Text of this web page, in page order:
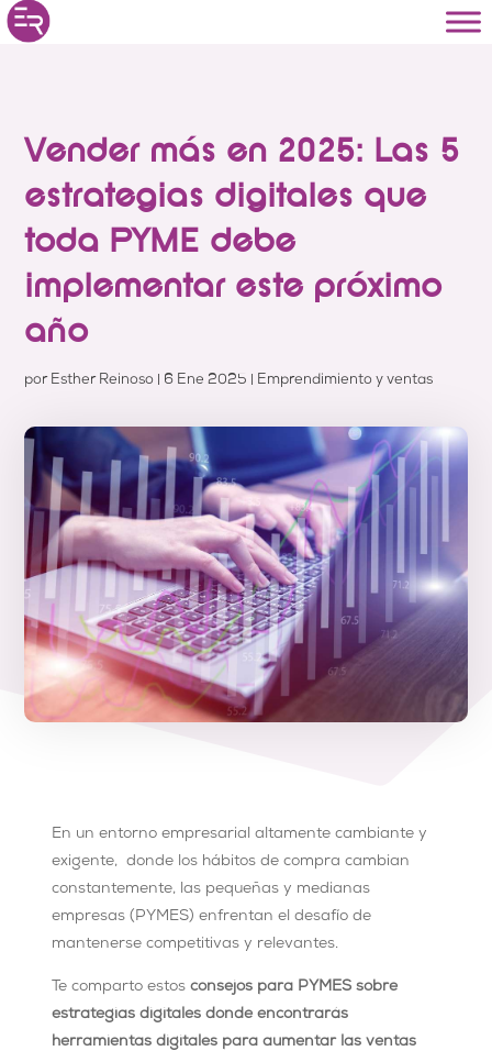
Vender más en 2025: Las 5
estrategias digitales que
toda PYME debe
implementar este próximo
año
por Esther Reinoso 6 Ene 2025 Emprendimiento y ventas
En un entorno empresarial altamente cambiante y
exigente, donde los hábitos de compra cambian
constantemente, las pequeñas y medianas
empresas (PYMES) enfrentan el desafío de
mantenerse competitivas y relevantes.
Te comparto estosconsejos para PYMES sobre
estrategias digitales donde encontrarás
herramientas digitales para aumentar las ventas